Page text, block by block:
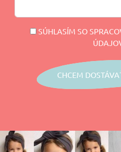
SÚHLASÍM SO
CHCEM